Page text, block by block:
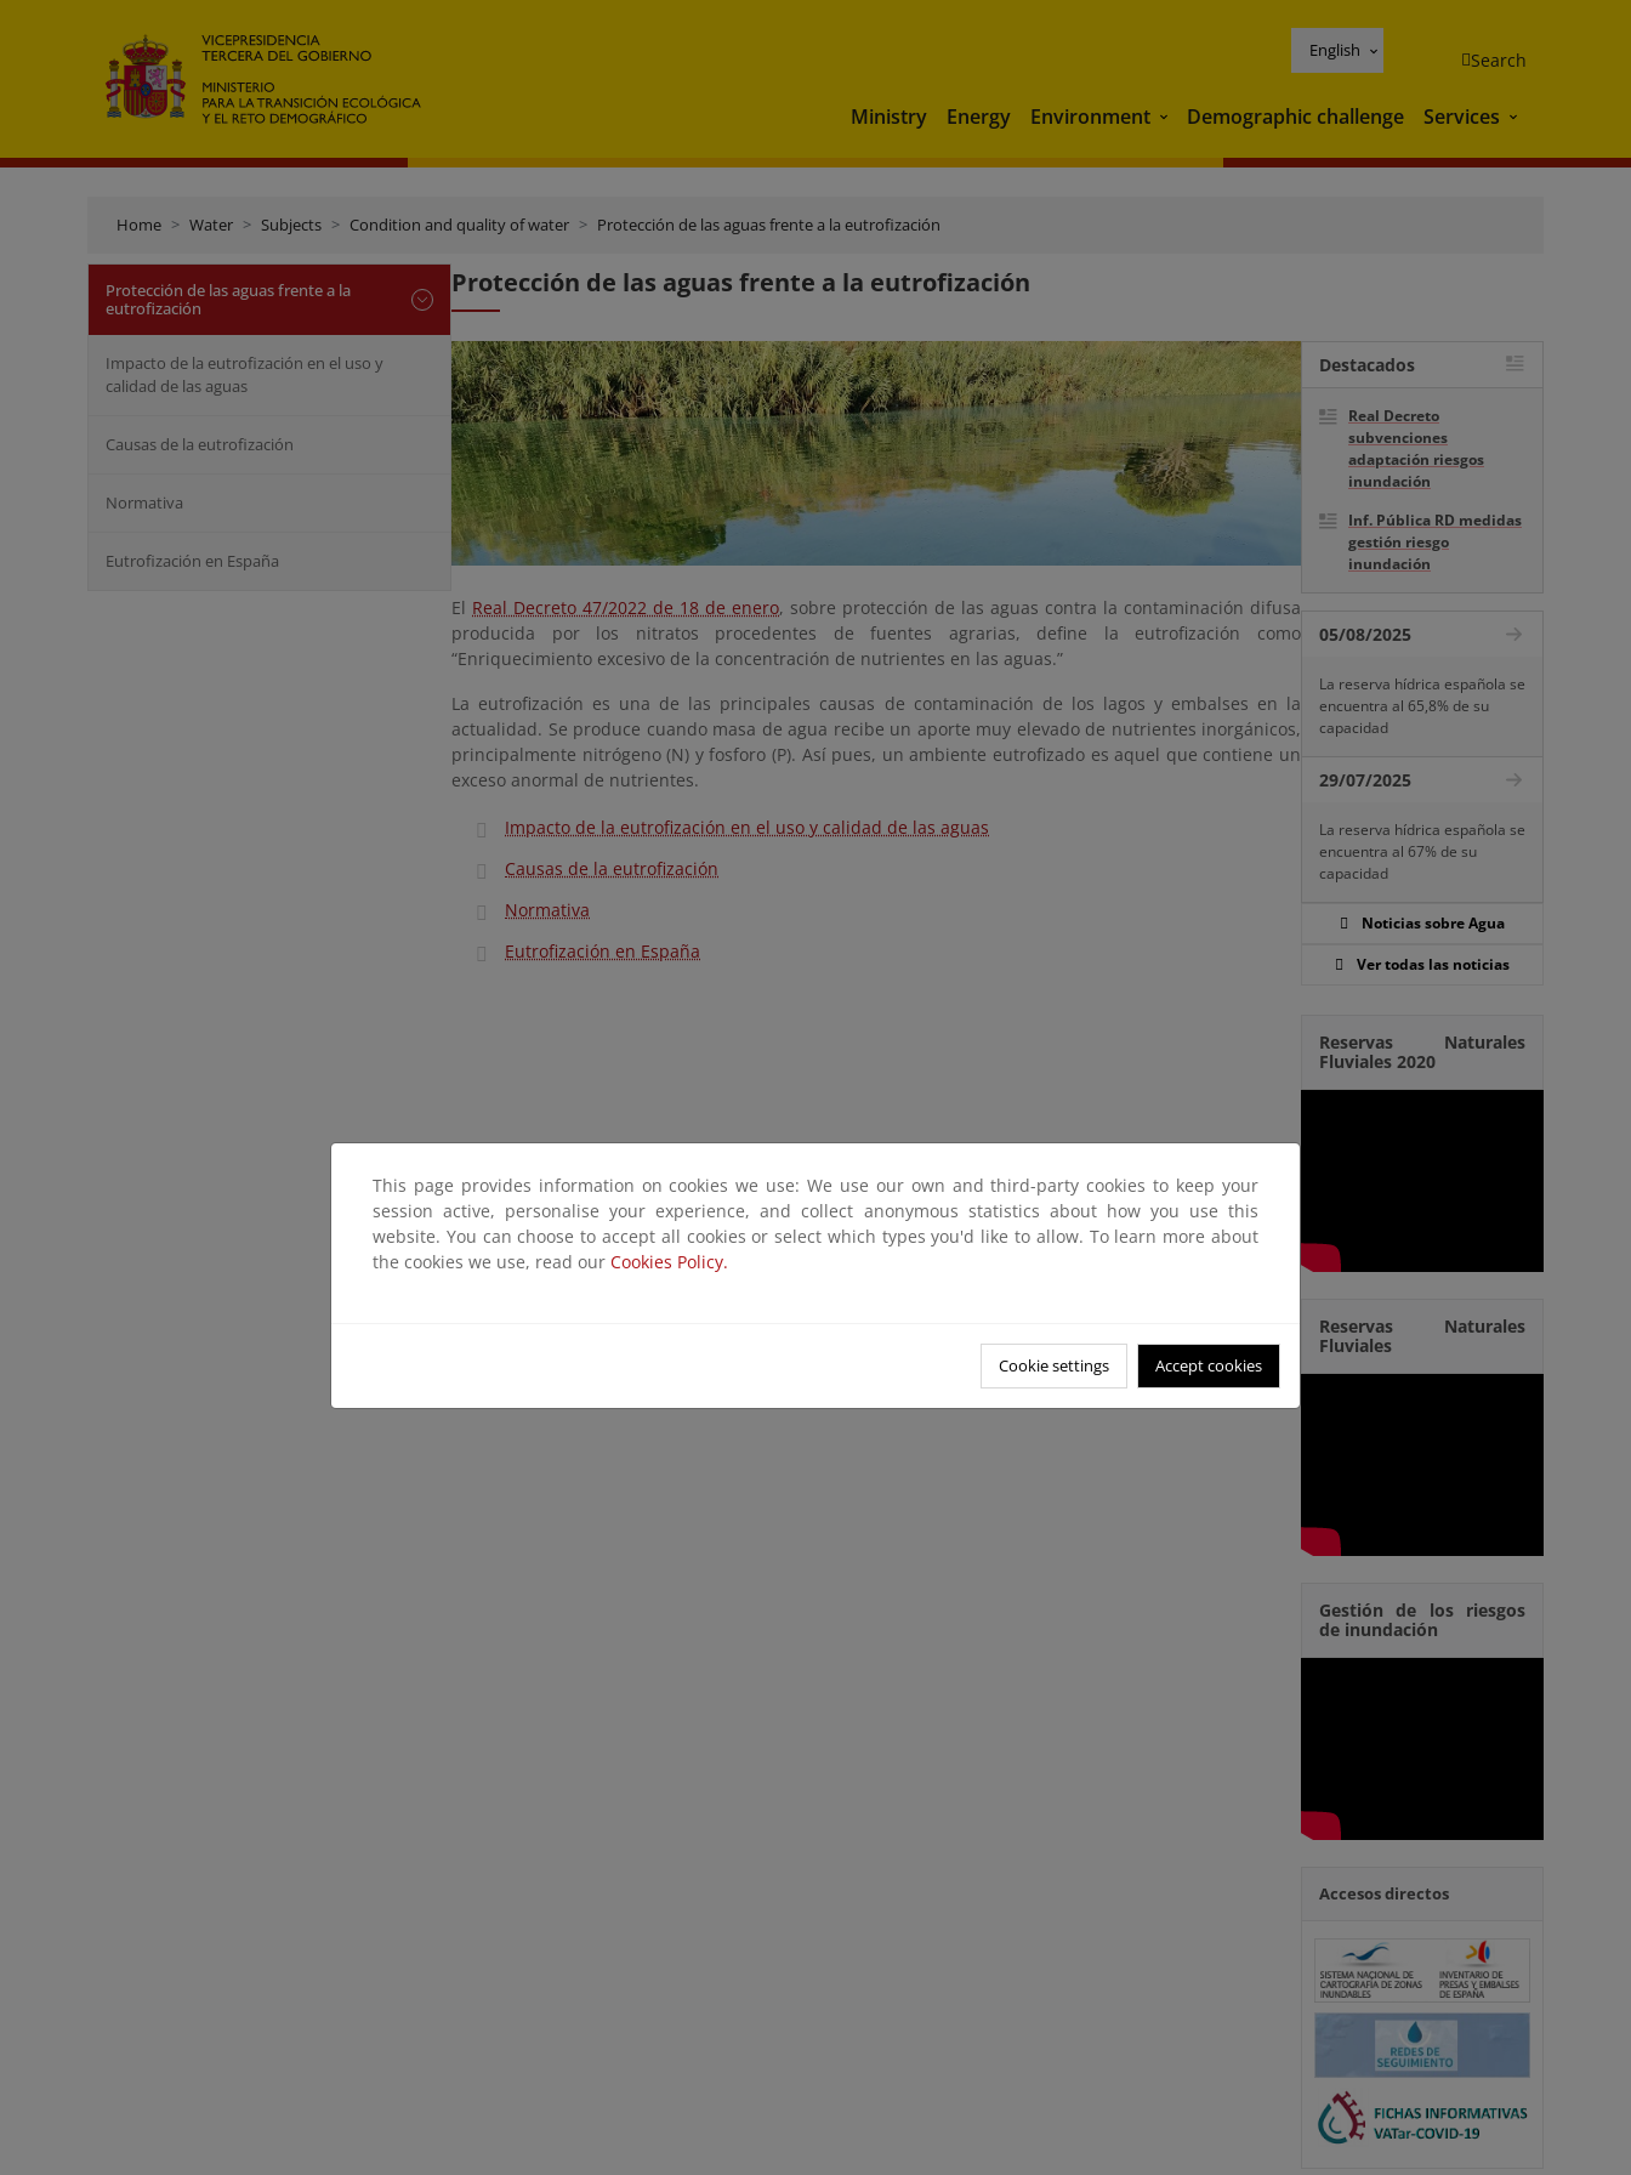
English Search
Ministry Energy Environment Environment
Demographic challenge Services Services
Home Water Subjects Condition and quality of water Protección de las aguas frente a la eutrofización
Protección de las aguas frente a la
eutrofización
Impacto de la eutrofización en el uso y
calidad de las aguas
Causas de la eutrofización
Normativa
Eutrofización en España
Protección de las aguas frente a la eutrofización
El Real Decreto 47/2022 de 18 de enero, sobre protección de las aguas contra la contaminación difusa
producida por los nitratos procedentes de fuentes agrarias, define la eutrofización como
“Enriquecimiento excesivo de la concentración de nutrientes en las aguas.”
La eutrofización es una de las principales causas de contaminación de los lagos y embalses en la
actualidad. Se produce cuando masa de agua recibe un aporte muy elevado de nutrientes inorgánicos,
principalmente nitrógeno (N) y fosforo (P). Así pues, un ambiente eutrofizado es aquel que contiene un
exceso anormal de nutrientes.
Impacto de la eutrofización en el uso y calidad de las aguas
Causas de la eutrofización
Normativa
Eutrofización en España
Destacados
Real Decreto
subvenciones
adaptación riesgos
inundación
Inf. Pública RD medidas
gestión riesgo
inundación
05/08/2025
La reserva hídrica española se
encuentra al 65,8% de su
capacidad
29/07/2025
La reserva hídrica española se
encuentra al 67% de su
capacidad
Noticias sobre Agua
Ver todas las noticias
Reservas Naturales
Fluviales 2020
Reservas Naturales
Fluviales
Gestión de los riesgos
de inundación
Accesos directos
This page provides information on cookies we use: We use our own and third-party cookies to keep your
session active, personalise your experience, and collect anonymous statistics about how you use this
website. You can choose to accept all cookies or select which types you'd like to allow. To learn more about
the cookies we use, read our Cookies Policy.
Cookie settings Accept cookies